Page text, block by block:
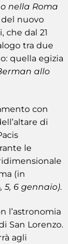
nella Roma
del nuovo
che dal 21
tra due
quella egizia
allo
con
di
le
(in
5, 6 gennaio).
l’astronomia
San Lorenzo.
agli